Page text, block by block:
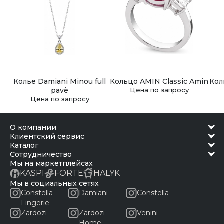
Колье Damiani Minou full
pavè
Цена по запросу
Кольцо AMIN Classic Amin
Цена по запросу
о компании
клиентский сервис
каталог
сотрудничество
Мы на маркетплейсах
KASPI FORTE HALYK
Мы в социальных сетях
Constella
Lingerie
Damiani Constella
Zardozi
Zardozi
Venini